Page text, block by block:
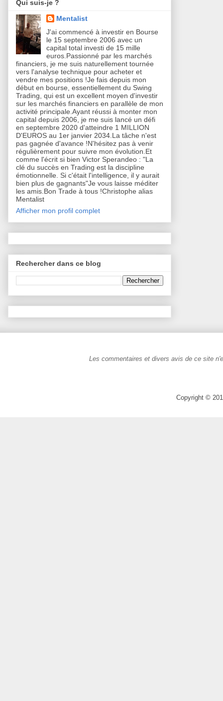
Qui suis-je ?
Mentalist
J'ai commencé à investir en Bourse
le 15 septembre 2006 avec un
capital total investi de 15 mille
euros.Passionné par les marchés
financiers, je me suis naturellement tournée
vers l'analyse technique pour acheter et
vendre mes positions !Je fais depuis mon
début en bourse, essentiellement du Swing
Trading, qui est un excellent moyen d'investir
sur les marchés financiers en parallèle de mon
activité principale.Ayant réussi à monter mon
capital depuis 2006, je me suis lancé un défi
en septembre 2020 d'atteindre 1 MILLION
D'EUROS au 1er janvier 2034.La tâche n'est
pas gagnée d'avance !N'hésitez pas à venir
régulièrement pour suivre mon évolution.Et
comme l'écrit si bien Victor Sperandeo : "La
clé du succès en Trading est la discipline
émotionnelle. Si c'était l'intelligence, il y aurait
bien plus de gagnants"Je vous laisse méditer
les amis.Bon Trade à tous !Christophe alias
Mentalist
Afficher mon profil complet
Rechercher dans ce blog
Les commentaires et divers avis de ce site
Copyright ©